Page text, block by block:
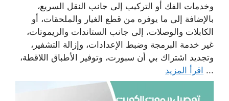
وخدمات الفك أو التركيب إلى جانب النقل السريع،
بالإضافة إلى ما يوفره من قطع الغيار والملحقات، أو
الكابلات والوصلات، إلى جانب الستاندات والريموتات،
غير خدمة البرمجة وضبط الإعدادات، وإزالة التشفير،
وتجديد اشتراك بي أن سبورت، وتوفير الأطباق اللاقطة،
... اقرأ المزيد